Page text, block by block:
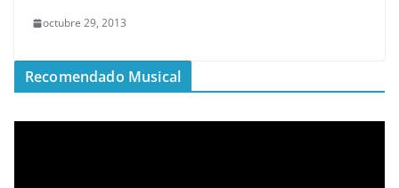
octubre 29, 2013
Recomendado Musical